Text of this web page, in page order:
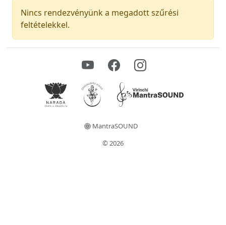
Nincs rendezvényünk a megadott szűrési
feltételekkel.
MantraSOUND
© 2026